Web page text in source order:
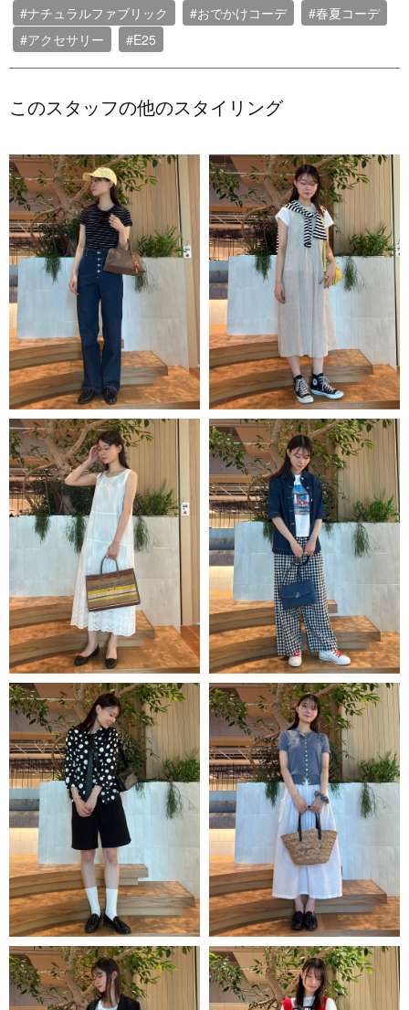
#ナチュラルファブリック #おでかけコーデ
#春夏コーデ
#アクセサリー
#E25
このスタッフの他のスタイリング